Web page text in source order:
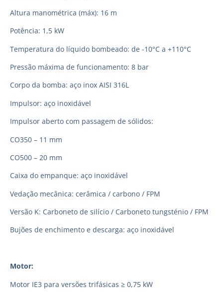
Altura manométrica (máx): 16 m
Potência: 1,5 kW
Temperatura do líquido bombeado: de -10°C a +110°C
Pressão máxima de funcionamento: 8 bar
Corpo da bomba: aço inox AISI 316L
Impulsor: aço inoxidável
Impulsor aberto com passagem de sólidos:
CO350 – 11 mm
CO500 – 20 mm
Caixa do empanque: aço inoxidável
Vedação mecânica: cerâmica / carbono / FPM
Versão K: Carboneto de silício / Carboneto tungsténio / FPM
Bujões de enchimento e descarga: aço inoxidável
Motor:
Motor IE3 para versões trifásicas ≥ 0,75 kW